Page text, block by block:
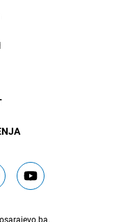
.